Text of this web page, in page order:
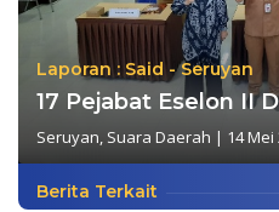
Laporan : Said - Seruyan
17 Pejabat Eselon II
Seruyan, Suara Daerah | 14 Mei
Berita Terkait